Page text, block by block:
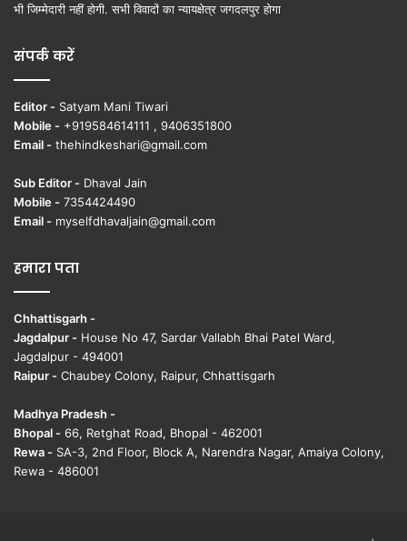
भी जिम्मेदारी नहीं होगी. सभी विवादों का न्यायक्षेत्र जगदलपुर होगा
संपर्क करें
Editor - Satyam Mani Tiwari
Mobile - +919584614111 , 9406351800
Email - thehindkeshari@gmail.com
Sub Editor - Dhaval Jain
Mobile - 7354424490
Email - myselfdhavaljain@gmail.com
हमारा पता
Chhattisgarh -
Jagdalpur - House No 47, Sardar Vallabh Bhai Patel Ward,
Jagdalpur - 494001
Raipur - Chaubey Colony, Raipur, Chhattisgarh
Madhya Pradesh -
Bhopal - 66, Retghat Road, Bhopal - 462001
Rewa - SA-3, 2nd Floor, Block A, Narendra Nagar, Amaiya Colony,
Rewa - 486001